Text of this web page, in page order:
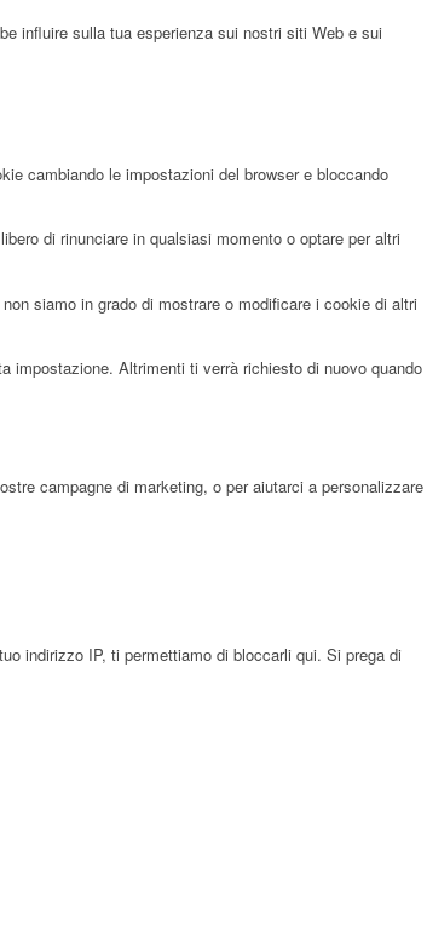
influire sulla tua esperienza sui nostri siti Web e sui
cambiando le impostazioni del browser e bloccando
di rinunciare in qualsiasi momento o optare per altri
siamo in grado di mostrare o modificare i cookie di altri
impostazione. Altrimenti ti verrà richiesto di nuovo quando
campagne di marketing, o per aiutarci a personalizzare
indirizzo IP, ti permettiamo di bloccarli qui. Si prega di